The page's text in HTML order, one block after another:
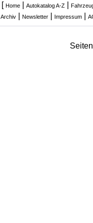
[ Home| Autokatalog A-Z|
Archiv Newsletter Impressum